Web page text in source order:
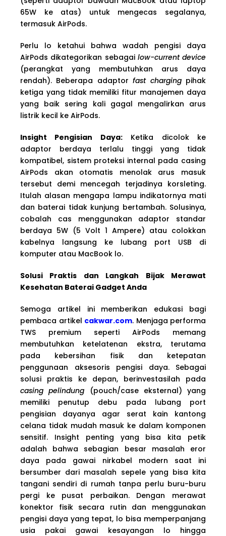
65W ke atas) untuk mengecas segalanya,
termasuk AirPods.
Perlu lo ketahui bahwa wadah pengisi daya
AirPods dikategorikan sebagai low-current device
(perangkat yang membutuhkan arus daya
rendah). Beberapa adaptorfast chargingpihak
ketiga yang tidak memiliki fitur manajemen daya
yang baik sering kali gagal mengalirkan arus
listrik kecil ke AirPods.
Insight Pengisian Daya:Ketika dicolok ke
adaptor berdaya terlalu tinggi yang tidak
kompatibel, sistem proteksi internal pada casing
AirPods akan otomatis menolak arus masuk
tersebut demi mencegah terjadinya korsleting.
Itulah alasan mengapa lampu indikatornya mati
dan baterai tidak kunjung bertambah. Solusinya,
cobalah cas menggunakan adaptor standar
berdaya 5W (5 Volt 1 Ampere) atau colokkan
kabelnya langsung ke lubang port USB di
komputer atau MacBook lo.
Solusi Praktis dan Langkah Bijak Merawat
Kesehatan Baterai Gadget Anda
Semoga artikel ini memberikan edukasi bagi
pembaca artikel cakwar.com. Menjaga performa
TWS premium seperti AirPods memang
membutuhkan ketelatenan ekstra, terutama
pada kebersihan fisik dan ketepatan
penggunaan aksesoris pengisi daya. Sebagai
solusi praktis ke depan, berinvestasilah pada
casing pelindung (pouch/case eksternal) yang
memiliki penutup debu pada lubang port
pengisian dayanya agar serat kain kantong
celana tidak mudah masuk ke dalam komponen
sensitif. Insight penting yang bisa kita petik
adalah bahwa sebagian besar masalah eror
daya pada gawai nirkabel modern saat ini
bersumber dari masalah sepele yang bisa kita
tangani sendiri di rumah tanpa perlu buru-buru
pergi ke pusat perbaikan. Dengan merawat
konektor fisik secara rutin dan menggunakan
pengisi daya yang tepat, lo bisa memperpanjang
usia pakai gawai kesayangan lo hingga